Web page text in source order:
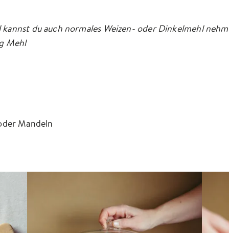
du auch normales Weizen- oder Dinkelmehl
Mehl
Mandeln